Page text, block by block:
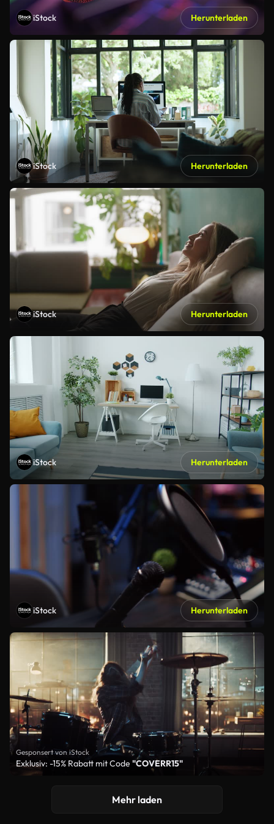
iStock Herunterladen
iStock Herunterladen
iStock Herunterladen
iStock Herunterladen
iStock Herunterladen
Gesponsert von iStock
Exklusiv: -15% Rabatt mit Code "COVERR15"
Mehr laden